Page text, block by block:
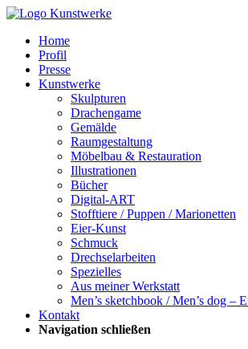
Home
Profil
Presse
Kunstwerke
Skulpturen
Drachengame
Gemälde
Raumgestaltung
Möbelbau & Restauration
Illustrationen
Bücher
Digital-ART
Stofftiere / Puppen / Marionetten
Eier-Kunst
Schmuck
Drechselarbeiten
Spezielles
Aus meiner Werkstatt
Men’s sketchbook / Men’s dog –
Kontakt
Navigation schließen